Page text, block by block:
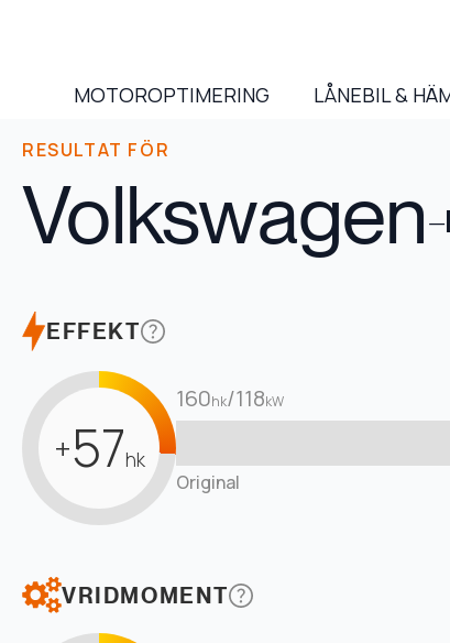
MOTOROPTIMERING LÅNEBIL &
RESULTAT FÖR
Volkswagen–
EFFEKT
+57hk
160hk/118kW
Original
VRIDMOMENT